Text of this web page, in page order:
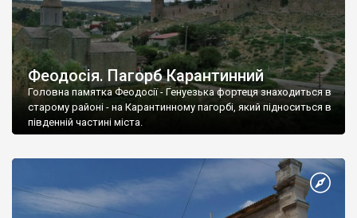
Феодосія. Пагорб Карантинний
Головна памятка Феодосії - Генуезька фортеця знаходиться в
старому районі - на Карантинному пагорбі, який підноситься в
південній частині міста.